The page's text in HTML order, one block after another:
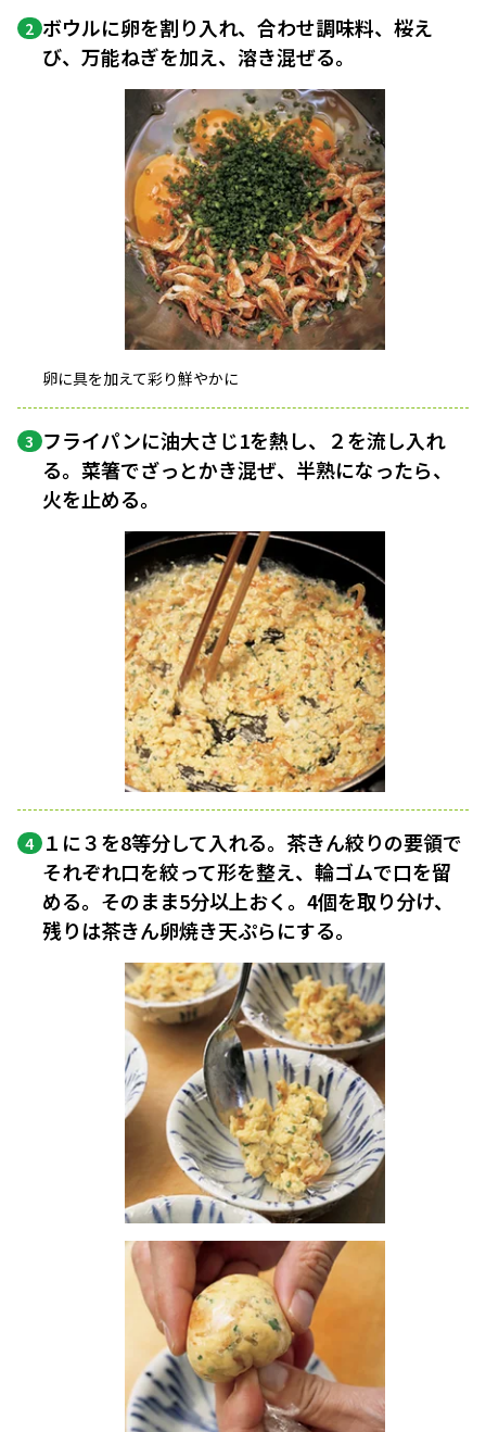
2 ボウルに卵を割り入れ、合わせ調味料、桜え
び、万能ねぎを加え、溶き混ぜる。
卵に具を加えて彩り鮮やかに
3 フライパンに油大さじ1を熱し、２を流し入れ
る。菜箸でざっとかき混ぜ、半熟になったら、
火を止める。
4 １に３を8等分して入れる。茶きん絞りの要領で
それぞれ口を絞って形を整え、輪ゴムで口を留
める。そのまま5分以上おく。4個を取り分け、
残りは茶きん卵焼き天ぷらにする。